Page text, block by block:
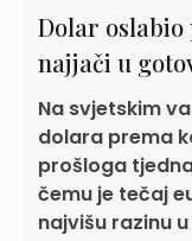
Dolar
najjači u
Na svjetskim
dolara prema
prošloga
čemu je tečaj
najvišu razinu